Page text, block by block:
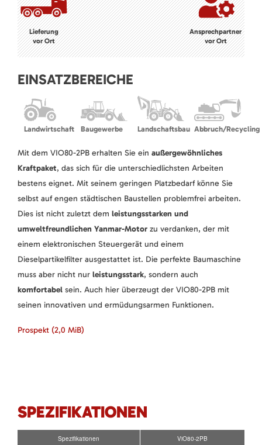
Lieferung
vor Ort
Ansprechpartner
vor Ort
EINSATZBEREICHE
Landwirtschaft Baugewerbe Landschaftsbau Abbruch/Recycling
Mit dem VIO80-2PB erhalten Sie ein außergewöhnliches
Kraftpaket, das sich für die unterschiedlichsten Arbeiten
bestens eignet. Mit seinem geringen Platzbedarf könne Sie
selbst auf engen städtischen Baustellen problemfrei arbeiten.
Dies ist nicht zuletzt dem leistungsstarken und
umweltfreundlichen Yanmar-Motor zu verdanken, der mit
einem elektronischen Steuergerät und einem
Dieselpartikelfilter ausgestattet ist. Die perfekte Baumaschine
muss aber nicht nur leistungsstark, sondern auch
komfortabel sein. Auch hier überzeugt der VIO80-2PB mit
seinen innovativen und ermüdungsarmen Funktionen.
Prospekt (2,0 MiB)
SPEZIFIKATIONEN
Spezifikationen ViO80-2PB